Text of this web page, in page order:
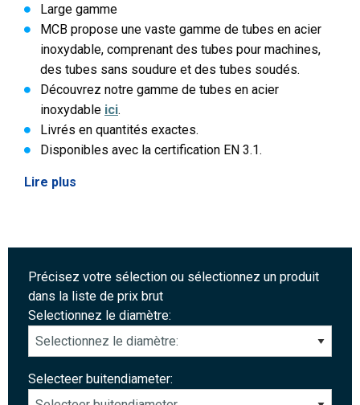
Large gamme
MCB propose une vaste gamme de tubes en acier
inoxydable, comprenant des tubes pour machines,
des tubes sans soudure et des tubes soudés.
Découvrez notre gamme de tubes en acier
inoxydable ici.
Livrés en quantités exactes.
Disponibles avec la certification EN 3.1.
Lire plus
Précisez votre sélection ou sélectionnez un produit
dans la liste de prix brut
Selectionnez le diamètre:
Selecteer buitendiameter: